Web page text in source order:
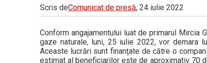
Scris deComunicat de presă, 24 iulie 2022
Conform angajamentului luat de primarul
gaze naturale, luni, 25 iulie 2022, vor demara
Aceaste lucrări sunt finanțate de către o
estimat al beneficiarilor este de aproximativ 70